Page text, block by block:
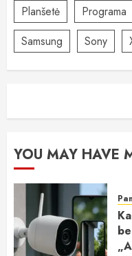
Planšetė
Programa
Samsung
Sony
YOU MAY HAVE